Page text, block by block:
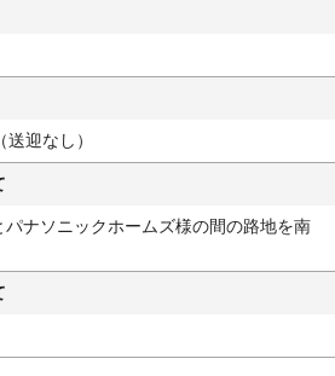
迎なし）
ナソニックホームズ様の間の路地を南